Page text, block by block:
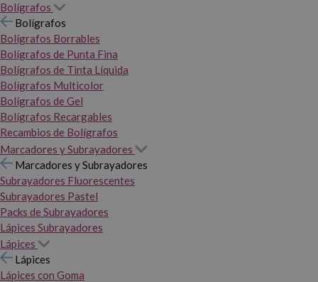
Bolígrafos
Bolígrafos
Bolígrafos Borrables
Bolígrafos de Punta Fina
Bolígrafos de Tinta Líquida
Bolígrafos Multicolor
Bolígrafos de Gel
Bolígrafos Recargables
Recambios de Bolígrafos
Marcadores y Subrayadores
Marcadores y Subrayadores
Subrayadores Fluorescentes
Subrayadores Pastel
Packs de Subrayadores
Lápices Subrayadores
Lápices
Lápices
Lápices con Goma